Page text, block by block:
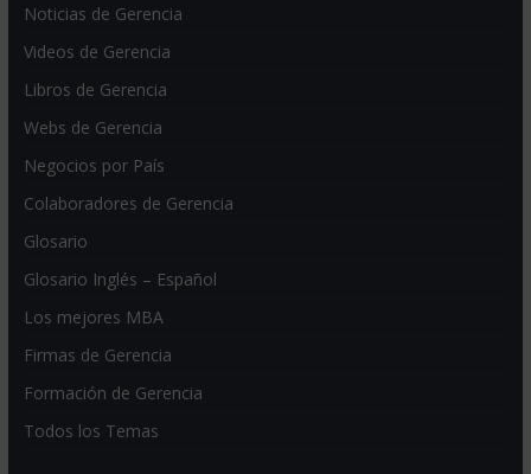
Noticias de Gerencia
Videos de Gerencia
Libros de Gerencia
Webs de Gerencia
Negocios por País
Colaboradores de Gerencia
Glosario
Glosario Inglés – Español
Los mejores MBA
Firmas de Gerencia
Formación de Gerencia
Todos los Temas